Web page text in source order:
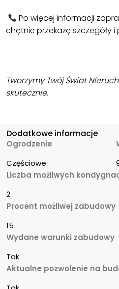
Po więcej informacji
chętnie przekażę szczegóły
Tworzymy Twój Świat
skutecznie.
Dodatkowe informacje
Ogrodzenie
Częściowe
Liczba możliwych
2
Procent możliwej zabudowy
15
Wydane warunki zabudowy
Tak
Aktualne pozwolenie na